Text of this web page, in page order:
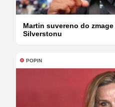
Martin suvereno do
Silverstonu
POPIN